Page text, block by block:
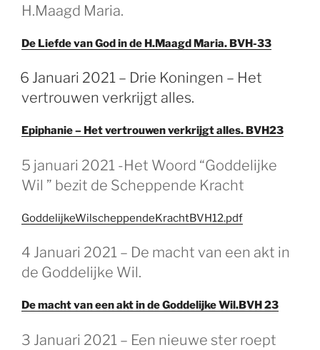
H.Maagd Maria.
De Liefde van God in de H.Maagd Maria. BVH-33
6 Januari 2021 – Drie Koningen – Het
vertrouwen verkrijgt alles.
Epiphanie – Het vertrouwen verkrijgt alles. BVH23
5 januari 2021 -Het Woord “Goddelijke
Wil ” bezit de Scheppende Kracht
GoddelijkeWilscheppendeKrachtBVH12.pdf
4 Januari 2021 – De macht van een akt in
de Goddelijke Wil.
De macht van een akt in de Goddelijke Wil.BVH 23
3 Januari 2021 – Een nieuwe ster roept